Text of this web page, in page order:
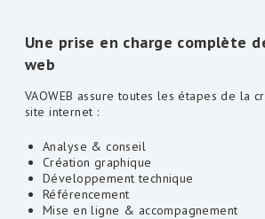
Une prise en charge complète
web
VAOWEB assure toutes les étapes de la
site internet :
Analyse & conseil
Création graphique
Développement technique
Référencement
Mise en ligne & accompagnement